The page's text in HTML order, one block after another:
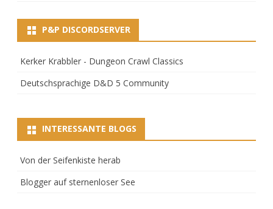
P&P DISCORDSERVER
Kerker Krabbler - Dungeon Crawl Classics
Deutschsprachige D&D 5 Community
INTERESSANTE BLOGS
Von der Seifenkiste herab
Blogger auf sternenloser See